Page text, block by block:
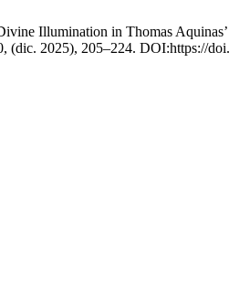
Illumination in Thomas
(dic. 2025), 205–224. DOI:https://